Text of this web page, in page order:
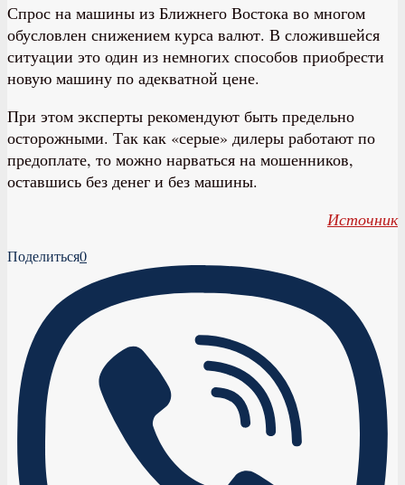
Спрос на машины из Ближнего Востока во многом
обусловлен снижением курса валют. В сложившейся
ситуации это один из немногих способов приобрести
новую машину по адекватной цене.
При этом эксперты рекомендуют быть предельно
осторожными. Так как «серые» дилеры работают по
предоплате, то можно нарваться на мошенников,
оставшись без денег и без машины.
Источник
Поделиться0